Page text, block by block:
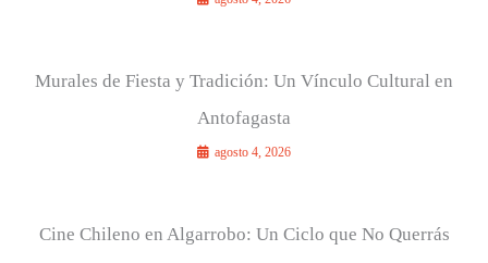
Murales de Fiesta y Tradición: Un Vínculo Cultural en
Antofagasta
agosto 4, 2026
Cine Chileno en Algarrobo: Un Ciclo que No Querrás